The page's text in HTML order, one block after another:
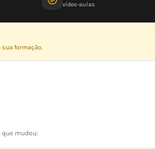
vídeo-aulas
formação.
mudou: